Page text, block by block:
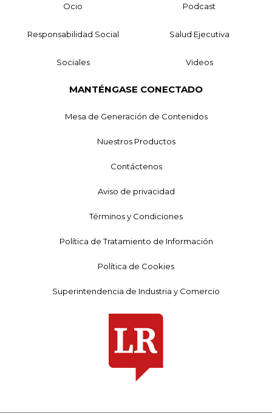
Ocio Podcast
Responsabilidad Social Salud Ejecutiva
Sociales Videos
MANTÉNGASE CONECTADO
Mesa de Generación de Contenidos
Nuestros Productos
Contáctenos
Aviso de privacidad
Términos y Condiciones
Política de Tratamiento de Información
Política de Cookies
Superintendencia de Industria y Comercio